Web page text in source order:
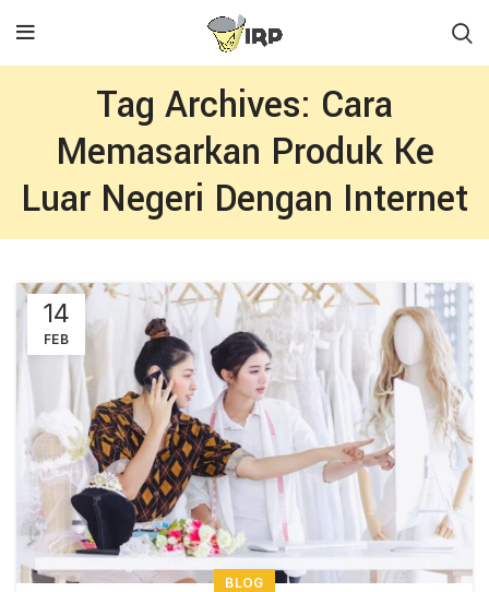
Tag Archives: Cara
Memasarkan Produk Ke
Luar Negeri Dengan Internet
14
FEB
BLOG